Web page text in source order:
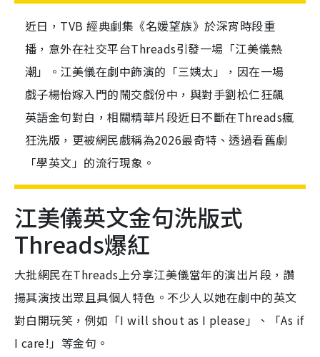
近日，TVB 經典劇集《名媛望族》於深宵時段重
播，意外在社交平台Threads引發一場「江美儀熱
潮」。江美儀在劇中飾演的「三姨太」，因在一場
戲子楊怡嫁入門的鬧交戲份中，與對手劉松仁狂飆
英語金句對白，相關精華片段近日不斷在Threads瘋
狂洗版，更被網民戲稱為2026最奇特、透過看舊劇
「學英文」的流行現象。
江美儀英文金句洗版式
Threads爆紅
大批網民在Threads上分享江美儀當年的演出片段，讚
揚其演技出眾且具個人特色。不少人以她在劇中的英文
對白開玩笑，例如「I will shout as I please」、「As if
I care!」等金句。